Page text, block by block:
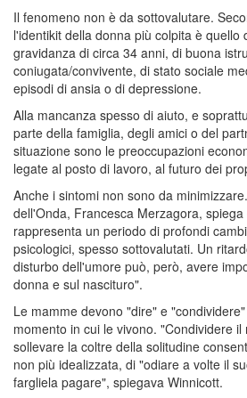
Il fenomeno non è da sottovalutare.
l'identikit della donna più colpita è quello
gravidanza di circa 34 anni, di buona
coniugata/convivente, di stato sociale
episodi di ansia o di depressione.
Alla mancanza spesso di aiuto, e
parte della famiglia, degli amici o del
situazione sono le preoccupazioni
legate al posto di lavoro, al futuro dei
Anche i sintomi non sono da
dell'Onda, Francesca Merzagora,
rappresenta un periodo di profondi
psicologici, spesso sottovalutati. Un
disturbo dell'umore può, però, avere
donna e sul nascituro".
Le mamme devono "dire" e
momento in cui le vivono. "Condividere
sollevare la coltre della solitudine
non più idealizzata, di "odiare a volte il
fargliela pagare", spiegava Winnicott.